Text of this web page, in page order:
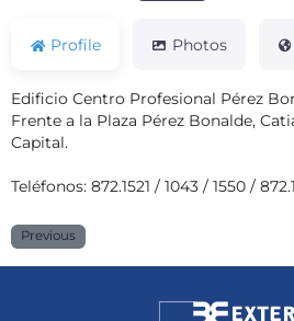
Profile Photos
Edificio Centro Profesional Pérez
Frente a la Plaza Pérez Bonalde,
Capital.
Teléfonos: 872.1521 / 1043 / 1550 /
Previous